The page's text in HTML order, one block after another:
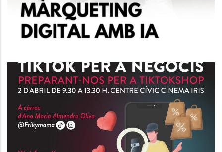
Curs D'Atenció Al Client I
Tècniques De Venda.
P. econòmica